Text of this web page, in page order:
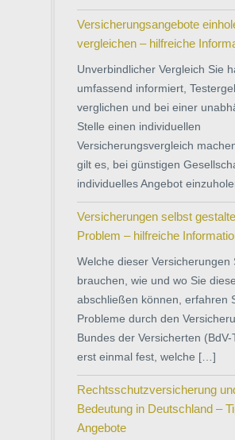
Versicherungsangebote
vergleichen – hilfreiche
Unverbindlicher Vergleich Sie
umfassend informiert,
verglichen und bei einer
Stelle einen individuellen
Versicherungsvergleich
gilt es, bei günstigen
individuelles Angebot
Versicherungen selbst
Problem – hilfreiche
Welche dieser Versicherungen
brauchen, wie und wo Sie
abschließen können, erfahren
Probleme durch den
Bundes der Versicherten (BdV-
erst einmal fest, welche […]
Rechtsschutzversicherung
Bedeutung in Deutschland –
Angebote